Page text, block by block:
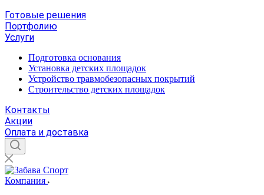
Готовые решения
Портфолию
Услуги
Подготовка основания
Установка детских площадок
Устройство травмобезопасных покрытий
Строительство детских площадок
Контакты
Акции
Оплата и доставка
Компания